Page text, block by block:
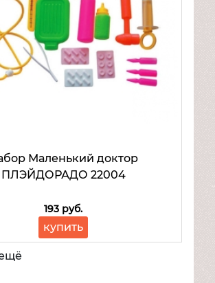
Маленький доктор
ПЛЭЙДОРАДО 22004
193 руб.
купить